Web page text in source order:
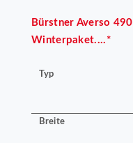
Bürstner Averso
Winterpaket....*
Typ
Breite